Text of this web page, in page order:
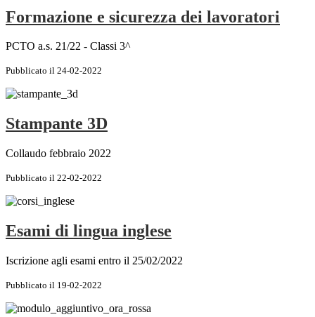
Formazione e sicurezza dei lavoratori
PCTO a.s. 21/22 - Classi 3^
Pubblicato il 24-02-2022
Stampante 3D
Collaudo febbraio 2022
Pubblicato il 22-02-2022
Esami di lingua inglese
Iscrizione agli esami entro il 25/02/2022
Pubblicato il 19-02-2022